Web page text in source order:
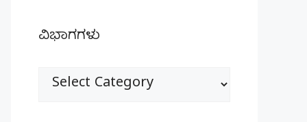
ವಿಭಾಗಗಳು
ವಿಭಾಗಗಳು